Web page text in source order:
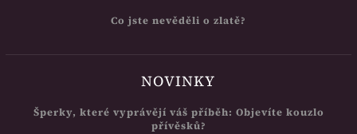
Co jste nevěděli o zlatě?
NOVINKY
Šperky, které vyprávějí váš příběh: Objevíte kouzlo
přívěsků?